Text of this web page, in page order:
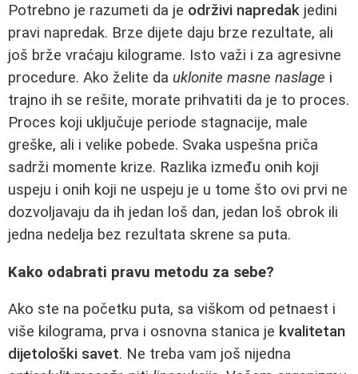
Potrebno je razumeti da je održivi napredak jedini
pravi napredak. Brze dijete daju brze rezultate, ali
još brže vraćaju kilograme. Isto važi i za agresivne
procedure. Ako želite da uklonite masne naslage i
trajno ih se rešite, morate prihvatiti da je to proces.
Proces koji uključuje periode stagnacije, male
greške, ali i velike pobede. Svaka uspešna priča
sadrži momente krize. Razlika između onih koji
uspeju i onih koji ne uspeju je u tome što ovi prvi ne
dozvoljavaju da ih jedan loš dan, jedan loš obrok ili
jedna nedelja bez rezultata skrene sa puta.
Kako odabrati pravu metodu za sebe?
Ako ste na početku puta, sa viškom od petnaest i
više kilograma, prva i osnovna stanica je kvalitetan
dijetološki savet. Ne treba vam još nijedna